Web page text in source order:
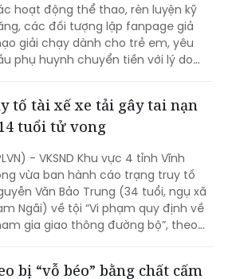
hoạt động thể thao, rèn luyện kỹ
các đối tượng lập fanpage giả
giải chạy dành cho trẻ em, yêu
phụ huynh chuyển tiền với lý do
an Hà Nội cảnh báo người dân
kiểm tra kỹ đơn vị tổ chức trước khi
yêu cầu từ các tài khoản không rõ
gốc.
tố tài xế xe tải gây tai nạn
tuổi tử vong
- VKSND Khu vực 4 tỉnh Vĩnh
vừa ban hành cáo trạng truy tố
Văn Bảo Trung (34 tuổi, ngụ xã
Ngãi) về tội “Vi phạm quy định về
gia giao thông đường bộ”, theo
bị “vỗ béo” bằng chất cấm